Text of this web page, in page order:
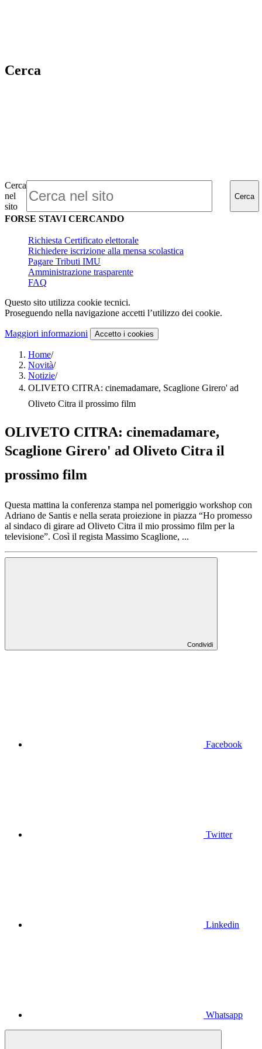
Cerca
Cerca
nel
sito
Cerca
FORSE STAVI CERCANDO
Richiesta Certificato elettorale
Richiedere iscrizione alla mensa scolastica
Pagare Tributi IMU
Amministrazione trasparente
FAQ
Questo sito utilizza cookie tecnici.
Proseguendo nella navigazione accetti l’utilizzo dei cookie.
Maggiori informazioni Accetto i cookies
Home/
Novità/
Notizie/
OLIVETO CITRA: cinemadamare, Scaglione Girero' ad
Oliveto Citra il prossimo film
OLIVETO CITRA: cinemadamare,
Scaglione Girero' ad Oliveto Citra il
prossimo film
Questa mattina la conferenza stampa nel pomeriggio workshop con
Adriano de Santis e nella serata proiezione in piazza “Ho promesso
al sindaco di girare ad Oliveto Citra il mio prossimo film per la
televisione”. Così il regista Massimo Scaglione, ...
Condividi
Facebook
Twitter
Linkedin
Whatsapp